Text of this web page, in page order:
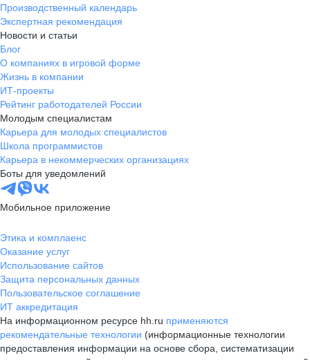
Производственный календарь
Экспертная рекомендация
Новости и статьи
Блог
О компаниях в игровой форме
Жизнь в компании
ИТ-проекты
Рейтинг работодателей России
Молодым специалистам
Карьера для молодых специалистов
Школа программистов
Карьера в некоммерческих организациях
Боты для уведомлений
Мобильное приложение
Этика и комплаенс
Оказание услуг
Использование сайтов
Защита персональных данных
Пользовательское соглашение
ИТ аккредитация
На информационном ресурсе hh.ru применяются
рекомендательные технологии (информационные технологии
предоставления информации на основе сбора, систематизации